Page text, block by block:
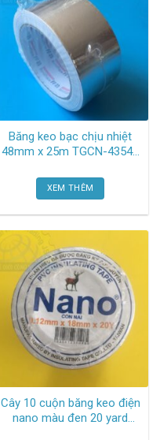
Băng keo bạc chịu nhiệt
48mm x 25m TGCN-43543
XEM THÊM
Cây 10 cuộn băng keo điện
nano màu đen 20 yard